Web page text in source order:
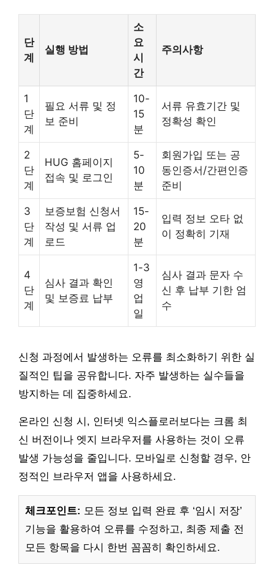
단
계
실행 방법
소
요
시
간
주의사항
1
단
계
필요 서류 및 정
보 준비
10-
15
분
서류 유효기간 및
정확성 확인
2
단
계
HUG 홈페이지
접속 및 로그인
5-
10
분
회원가입 또는 공
동인증서/간편인증
준비
3
단
계
보증보험 신청서
작성 및 서류 업
로드
15-
20
분
입력 정보 오타 없
이 정확히 기재
4
단
계
심사 결과 확인
및 보증료 납부
1-3
영
업
일
심사 결과 문자 수
신 후 납부 기한 엄
수
신청 과정에서 발생하는 오류를 최소화하기 위한 실
질적인 팁을 공유합니다. 자주 발생하는 실수들을
방지하는 데 집중하세요.
온라인 신청 시, 인터넷 익스플로러보다는 크롬 최
신 버전이나 엣지 브라우저를 사용하는 것이 오류
발생 가능성을 줄입니다. 모바일로 신청할 경우, 안
정적인 브라우저 앱을 사용하세요.
체크포인트: 모든 정보 입력 완료 후 ‘임시 저장’
기능을 활용하여 오류를 수정하고, 최종 제출 전
모든 항목을 다시 한번 꼼꼼히 확인하세요.